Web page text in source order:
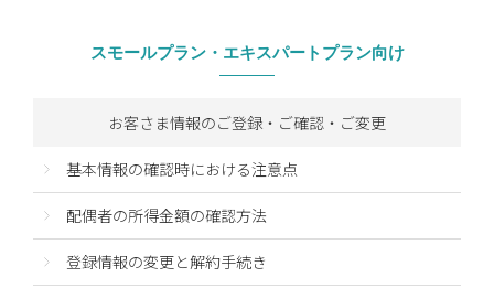
スモールプラン・ エキスパートプラン向け
お客さま情報のご登録・ご確認・ご変更
基本情報の確認時における注意点
配偶者の所得金額の確認方法
登録情報の変更と解約手続き